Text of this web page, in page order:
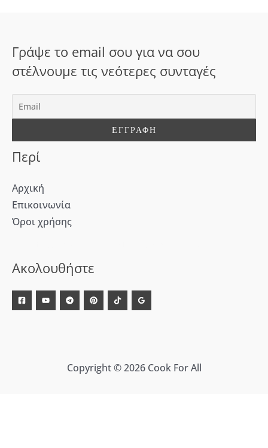
σ
α
Γράψε το email σου για να σου
στέλνουμε τις νεότερες συνταγές
Περί
Αρχική
Επικοινωνία
Όροι χρήσης
Ακολουθήστε
Copyright © 2026 Cook For All